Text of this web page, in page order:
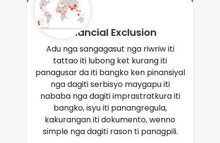
Financial Exclusion
Adu nga sangagasut nga riwriw iti
tattao iti lubong ket kurang iti
panagusar da iti bangko ken pinansiyal
nga dagiti serbisyo maygapu iti
nababa nga dagiti imprastratkura iti
bangko, isyu iti panangregula,
kakurangan iti dokumento, wenno
simple nga dagiti rason ti panagpili.